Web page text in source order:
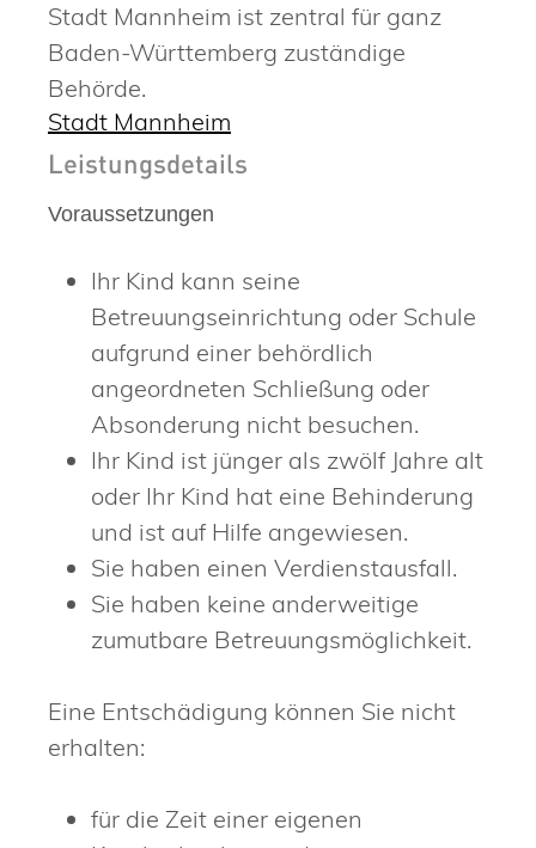
Stadt Mannheim ist zentral für ganz
Baden-Württemberg zuständige
Behörde.
Stadt Mannheim
Leistungsdetails
Voraussetzungen
Ihr Kind kann seine
Betreuungseinrichtung oder Schule
aufgrund einer behördlich
angeordneten Schließung oder
Absonderung nicht besuchen.
Ihr Kind ist jünger als zwölf Jahre alt
oder Ihr Kind hat eine Behinderung
und ist auf Hilfe angewiesen.
Sie haben einen Verdienstausfall.
Sie haben keine anderweitige
zumutbare Betreuungsmöglichkeit.
Eine Entschädigung können Sie nicht
erhalten:
für die Zeit einer eigenen